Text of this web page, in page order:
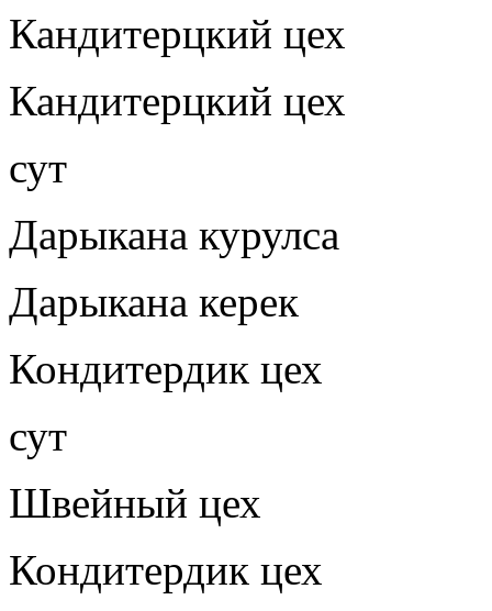
Кандитерцкий цех
Кандитерцкий цех
сут
Дарыкана курулса
Дарыкана керек
Кондитердик цех
сут
Швейный цех
Кондитердик цех